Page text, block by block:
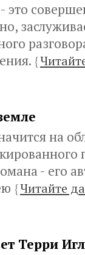
это
{
на
- его
{Читайте
Терри